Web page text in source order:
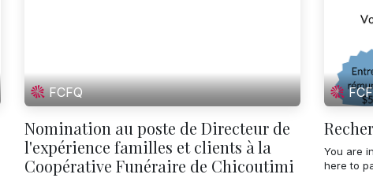
FCFQ
Nomination au poste de Directeur de
l'expérience familles et clients à la
Coopérative Funéraire de Chicoutimi
You are
here to